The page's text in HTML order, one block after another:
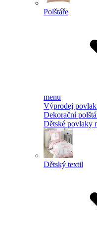
Polštáře
menu
Výprodej
Dekorační
Dětské povlaky
Dětský textil